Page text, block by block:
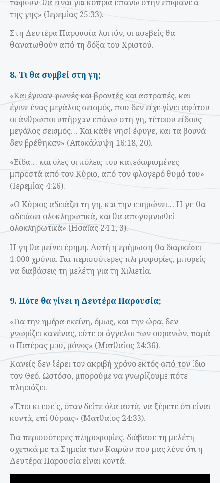
ταφούν· θα είναι για κοπριά επάνω στην επιφάνεια
της γης» (Ιερεμίας 25:33).
Στη Δευτέρα Παρουσία λοιπόν, οι ασεβείς θα
θανατωθούν από τη δόξα του Χριστού.
8. Τι θα συμβεί στη γη;
«Kαι έγιναν φωνές και βροντές και αστραπές, και
έγινε ένας μεγάλος σεισμός, που δεν είχε γίνει αφότου
οι άνθρωποι υπήρχαν επάνω στη γη, τέτοιου είδους
μεγάλος σεισμός… Kαι κάθε νησί έφυγε, και τα βουνά
δεν βρέθηκαν» (Αποκάλυψη 16:18, 20).
«Είδα… και όλες οι πόλεις του κατεδαφισμένες
μπροστά από τον Κύριο, από τον φλογερό θυμό του»
(Ιερεμίας 4:26).
«Ο Κύριος αδειάζει τη γη, και την ερημώνει… H γη θα
αδειάσει ολοκληρωτικά, και θα απογυμνωθεί
ολοκληρωτικά» (Ησαΐας 24:1, 3).
Η γη θα μείνει έρημη. Αυτή η ερήμωση θα διαρκέσει
1.000 χρόνια. Για περισσότερες πληροφορίες, μπορείς
να διαβάσεις τη μελέτη για τη Χιλιετία.
9. Πότε θα γίνει η Δευτέρα Παρουσία;
«Για την ημέρα εκείνη, όμως, και την ώρα, δεν
γνωρίζει κανένας, ούτε οι άγγελοι των ουρανών, παρά
ο Πατέρας μου, μόνος» (Ματθαίος 24:36).
Κανείς δεν ξέρει τον ακριβή χρόνο εκτός από τον ίδιο
τον Θεό. Ωστόσο, μπορούμε να γνωρίζουμε πότε
πλησιάζει.
«Έτσι κι εσείς, όταν δείτε όλα αυτά, να ξέρετε ότι είναι
κοντά, επί θύραις» (Ματθαίος 24:33).
Για περισσότερες πληροφορίες, διάβασε τη μελέτη
σχετικά με τα Σημεία των Καιρών που μας λένε ότι η
Δευτέρα Παρουσία είναι κοντά.